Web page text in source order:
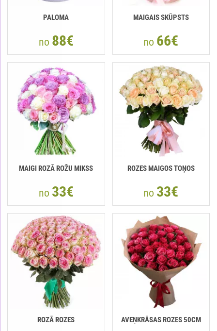
PALOMA
no 88€
MAIGAIS SKŪPSTS
no 66€
MAIGI ROZĀ ROŽU MIKSS
no 33€
ROZES MAIGOS TOŅOS
no 33€
ROZĀ ROZES AVEŅKRĀSAS ROZES 50СМ